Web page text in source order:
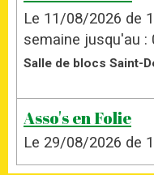
Le 11/08/2026 de
semaine jusqu'au :
Salle de blocs Saint-
Asso's en Folie
Le 29/08/2026 de